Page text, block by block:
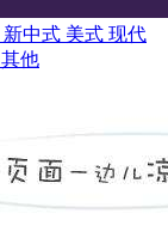
新中式 美式 现代
其他